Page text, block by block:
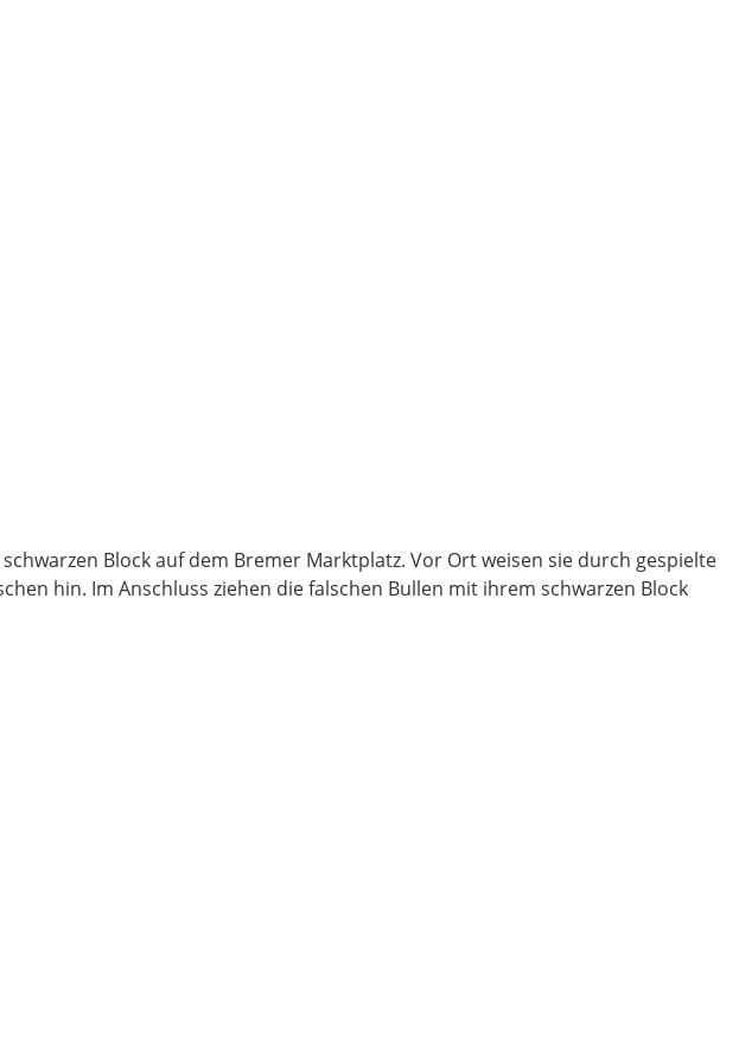
Block auf dem Bremer Marktplatz. Vor Ort weisen sie durch gespielte
hin. Im Anschluss ziehen die falschen Bullen mit ihrem schwarzen Block